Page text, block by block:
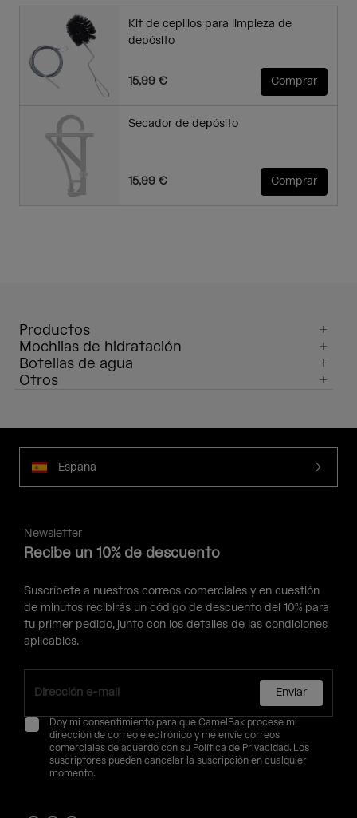
Kit de cepillos para limpieza de
depósito
15,99 € Comprar
Secador de depósito
15,99 € Comprar
Productos
Mochilas de hidratación
Botellas de agua
Otros
España
Newsletter
Recibe un 10% de descuento
Suscríbete a nuestros correos comerciales y en cuestión
de minutos recibirás un código de descuento del 10% para
tu primer pedido, junto con los detalles de las condiciones
aplicables.
Enviar
Doy mi consentimiento para que CamelBak procese mi
dirección de correo electrónico y me envíe correos
comerciales de acuerdo con su Política de Privacidad. Los
suscriptores pueden cancelar la suscripción en cualquier
momento.